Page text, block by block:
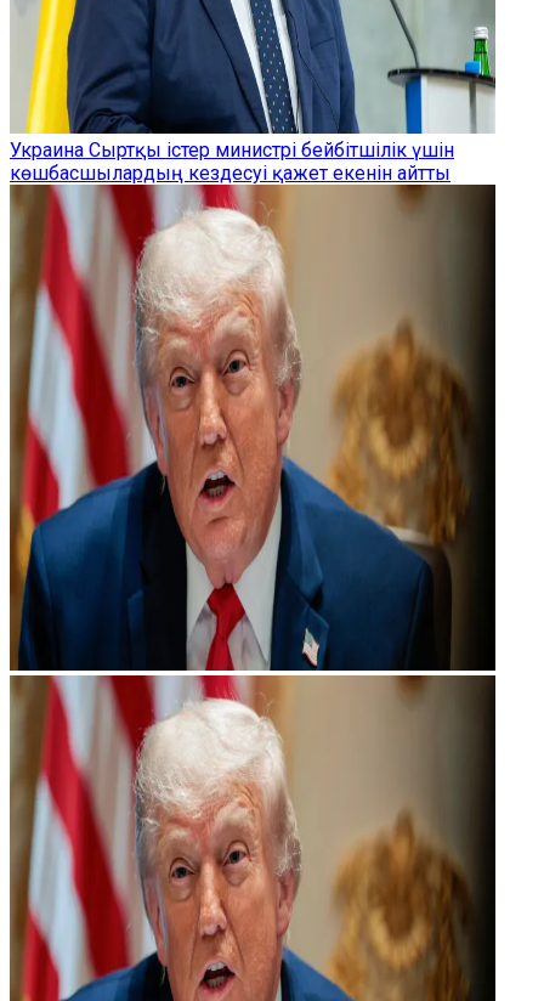
Украина Сыртқы істер министрі бейбітшілік үшін
көшбасшылардың кездесуі қажет екенін айтты